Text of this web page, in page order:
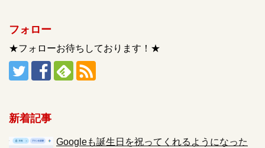
フォロー
★フォローお待ちしております！★
新着記事
Googleも誕生日を祝ってくれるようになった